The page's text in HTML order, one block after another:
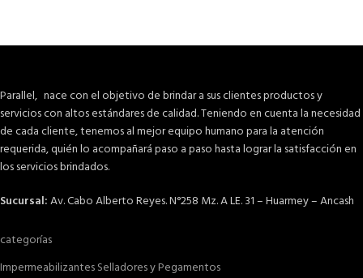
Parallel, nace con el objetivo de brindar a sus clientes productos y
servicios con altos estándares de calidad. Teniendo en cuenta la necesidad
de cada cliente, tenemos al mejor equipo humano para la atención
requerida, quién lo acompañará paso a paso hasta lograr la satisfacción en
los servicios brindados.
Sucursal:Av. Cabo Alberto Reyes. N°258 Mz. A LE. 31 – Huarmey – Ancash
categorías
Impermeabilizantes Selladores y Pegamentos